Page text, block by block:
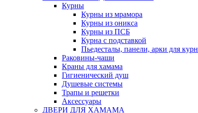
Курны
Курны из мрамора
Курны из оникса
Курны из ПСБ
Курна с подставкой
Пьедесталы, панели, арки для курн
Раковины-чаши
Краны для хамама
Гигиенический душ
Душевые системы
Трапы и решетки
Аксессуары
ДВЕРИ ДЛЯ ХАМАМА